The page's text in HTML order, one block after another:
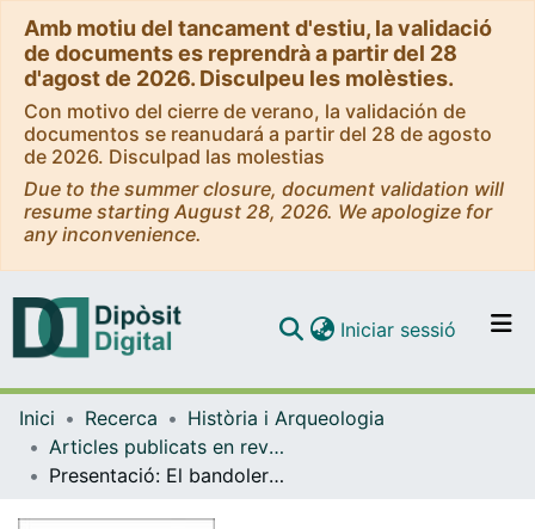
Amb motiu del tancament d'estiu, la validació
de documents es reprendrà a partir del 28
d'agost de 2026. Disculpeu les molèsties.
Con motivo del cierre de verano, la validación de
documentos se reanudará a partir del 28 de agosto
de 2026. Disculpad las molestias
Due to the summer closure, document validation will
resume starting August 28, 2026. We apologize for
any inconvenience.
Navega per tot el DD
Iniciar sessió (current)
Inici Recerca
Història i Arqueologia
Articles publicats en revistes (Història i Arqueologia)
Presentació: El bandolerisme a les Terres de l'Ebre (Segles XVI-XVII)